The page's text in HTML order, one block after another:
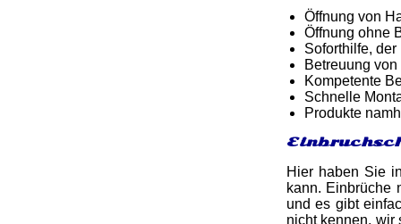
Öffnung von
Öffnung ohne
Soforthilfe,
Betreuung
Kompetente
Schnelle
Produkte
Hier haben Sie
kann. Einbrüche
und es gibt
nicht kennen, wir